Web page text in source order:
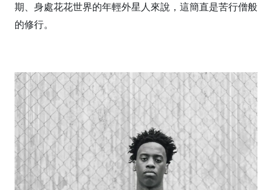
期、身處花花世界的年輕外星人來說，這簡直是苦行僧般
的修行。